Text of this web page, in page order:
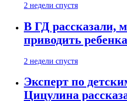
2 недели спустя
В ГД рассказали,
приводить
2 недели спустя
Эксперт по
Цицулина